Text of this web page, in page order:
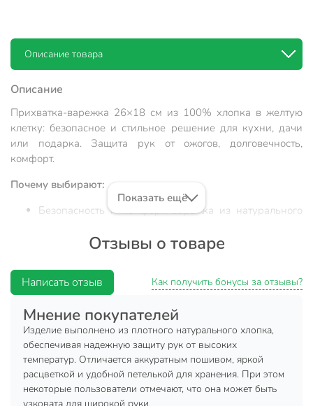
Описание товара
Описание
Прихватка-варежка 26×18 см из 100% хлопка в желтую
клетку: безопасное и стильное решение для кухни, дачи
или подарка. Защита рук от ожогов, долговечность,
комфорт.
Почему выбирают:
Безопасность и комфорт: варежка из натурального
высоких температур.
посуду любой формы, материал — 100% хлопок, не
вызывает аллергию.
Универсальность: подходит для кухни, дачи,
пикника, отличный подарок хозяйке или на
новоселье.
Прихватка-варежка Silvano — это практичный аксессуар
для кухни, который сочетает в себе надежную защиту и
стильный дизайн. Благодаря натуральному хлопку
Показать ещё
Отзывы о товаре
Написать отзыв Как получить бонусы за отзывы?
Мнение покупателей
Изделие выполнено из плотного натурального хлопка,
обеспечивая надежную защиту рук от высоких
температур. Отличается аккуратным пошивом, яркой
расцветкой и удобной петелькой для хранения. При этом
некоторые пользователи отмечают, что она может быть